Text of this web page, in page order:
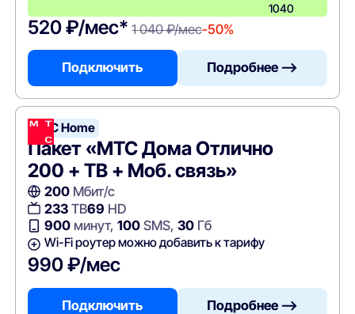
1040
520 ₽/мес* 1 040 ₽/мес-50%
Подключить Подробнее —>
МТС Home
Пакет «МТС Дома Отлично
200 + ТВ + Моб. связь»
200Мбит/с
233ТВ69 HD
900минут, 100SMS, 30Гб
Wi-Fi роутер можно добавить к тарифу
990 ₽/мес
Подключить Подробнее —>